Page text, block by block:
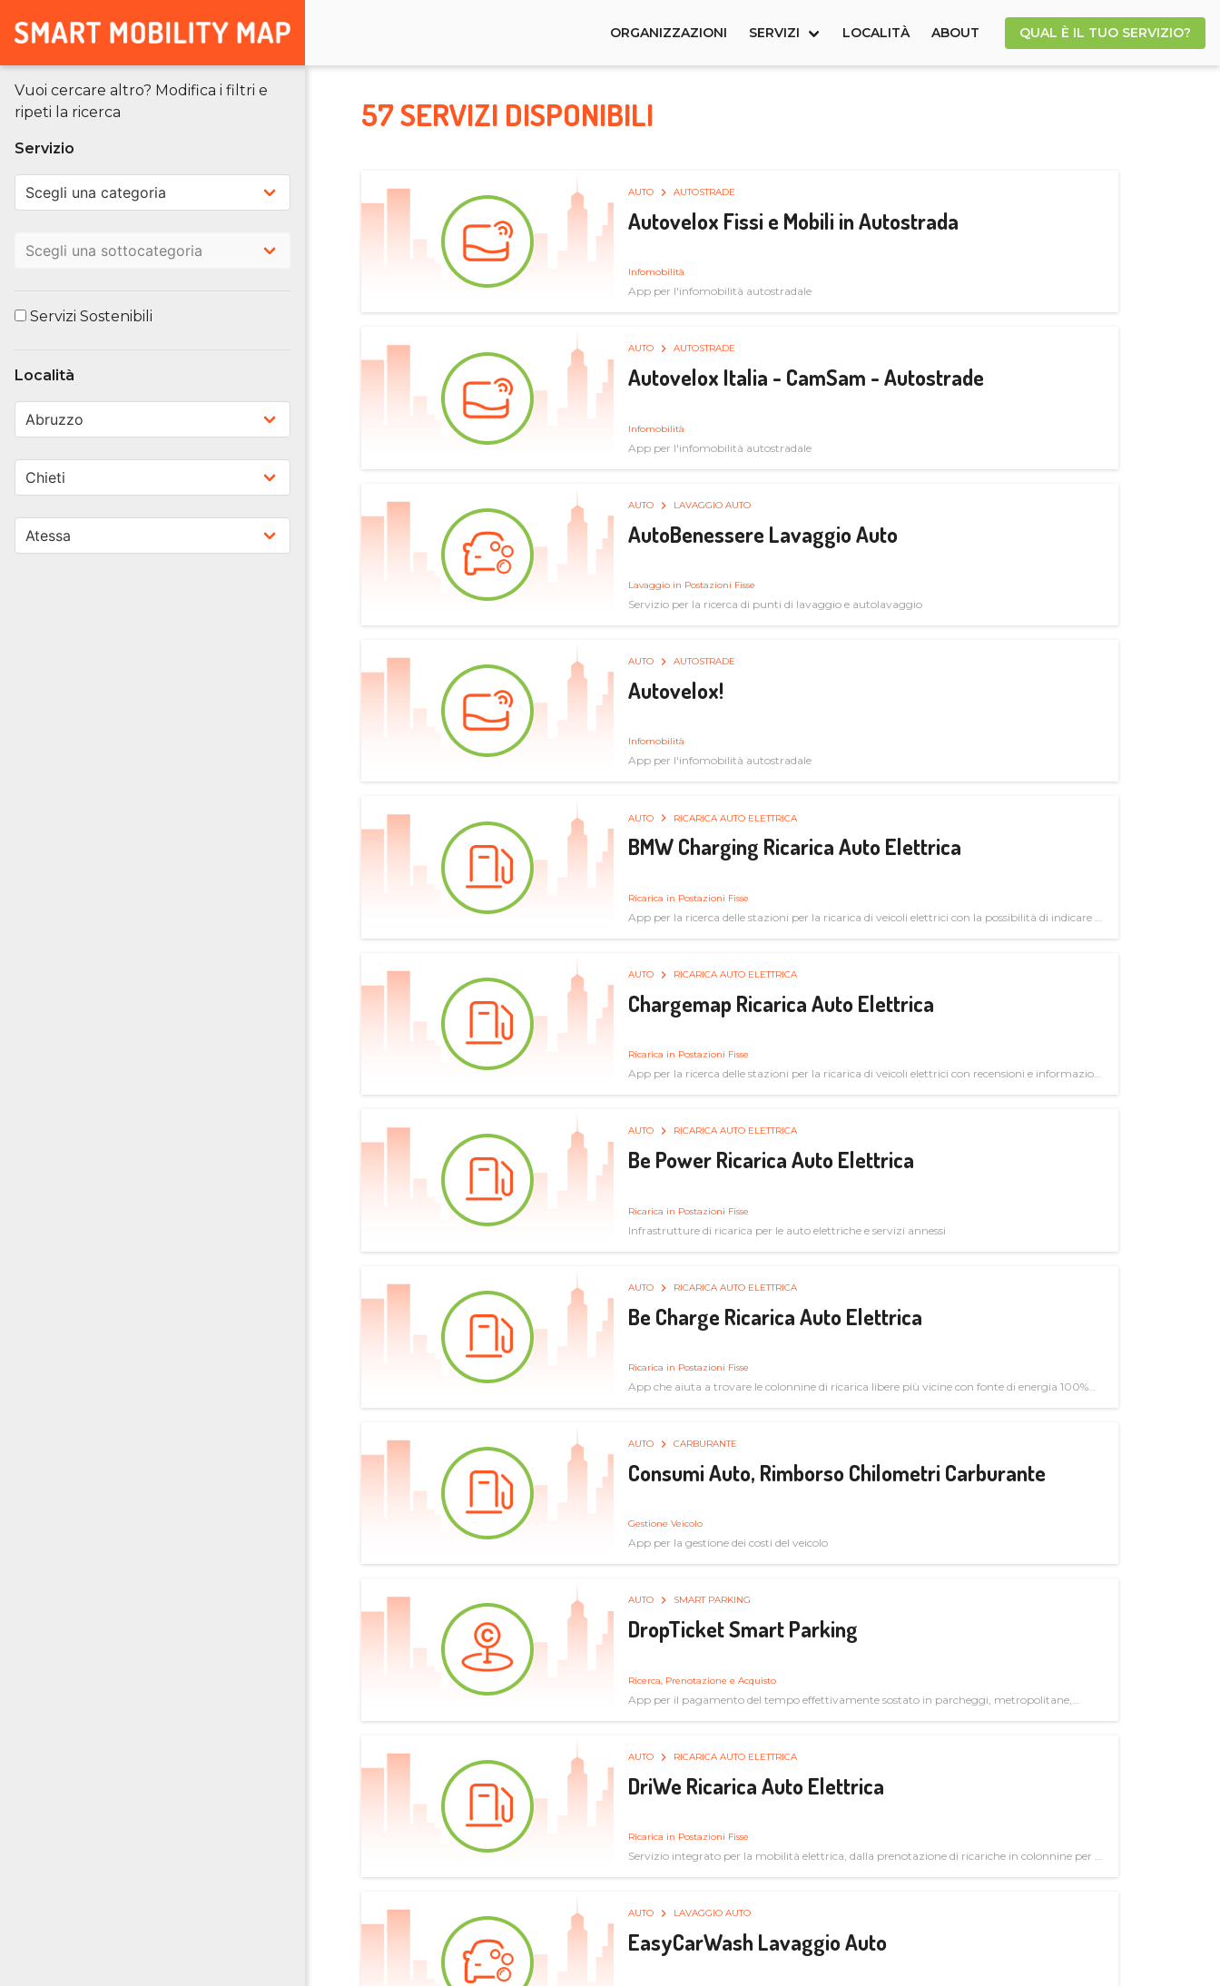
ORGANIZZAZIONI SERVIZI LOCALITÀ ABOUT QUAL È IL TUO SERVIZIO?
Vuoi cercare altro? Modifica i filtri e
ripeti la ricerca
Servizio
Servizi Sostenibili
Località
57 SERVIZI DISPONIBILI
AUTO AUTOSTRADE
Autovelox Fissi e Mobili in Autostrada
Infomobilità
App per l'infomobilità autostradale
AUTO AUTOSTRADE
Autovelox Italia - CamSam - Autostrade
Infomobilità
App per l'infomobilità autostradale
AUTO LAVAGGIO AUTO
AutoBenessere Lavaggio Auto
Lavaggio in Postazioni Fisse
Servizio per la ricerca di punti di lavaggio e autolavaggio
AUTO AUTOSTRADE
Autovelox!
Infomobilità
App per l'infomobilità autostradale
AUTO RICARICA AUTO ELETTRICA
BMW Charging Ricarica Auto Elettrica
Ricarica in Postazioni Fisse
App per la ricerca delle stazioni per la ricarica di veicoli elettrici con la possibilità di indicare le
AUTO RICARICA AUTO ELETTRICA
Chargemap Ricarica Auto Elettrica
Ricarica in Postazioni Fisse
App per la ricerca delle stazioni per la ricarica di veicoli elettrici con recensioni e informazioni
AUTO RICARICA AUTO ELETTRICA
Be Power Ricarica Auto Elettrica
Ricarica in Postazioni Fisse
Infrastrutture di ricarica per le auto elettriche e servizi annessi
AUTO RICARICA AUTO ELETTRICA
Be Charge Ricarica Auto Elettrica
Ricarica in Postazioni Fisse
App che aiuta a trovare le colonnine di ricarica libere più vicine con fonte di energia 100%
AUTO CARBURANTE
Consumi Auto, Rimborso Chilometri Carburante
Gestione Veicolo
App per la gestione dei costi del veicolo
AUTO SMART PARKING
DropTicket Smart Parking
Ricerca, Prenotazione e Acquisto
App per il pagamento del tempo effettivamente sostato in parcheggi, metropolitane,
AUTO RICARICA AUTO ELETTRICA
DriWe Ricarica Auto Elettrica
Ricarica in Postazioni Fisse
Servizio integrato per la mobilità elettrica, dalla prenotazione di ricariche in colonnine per il
AUTO LAVAGGIO AUTO
EasyCarWash Lavaggio Auto